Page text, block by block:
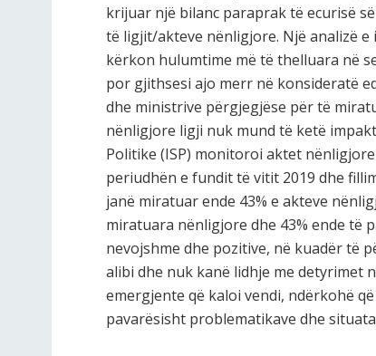
krijuar një bilanc paraprak të ecurisë
të ligjit/akteve nënligjore. Një analizë
kërkon hulumtime më të thelluara në
por gjithsesi ajo merr në konsideratë
dhe ministrive përgjegjëse për të
nënligjore ligji nuk mund të ketë
Politike (ISP) monitoroi aktet
periudhën e fundit të vitit 2019 dhe
janë miratuar ende 43% e akteve
miratuara nënligjore dhe 43% ende të
nevojshme dhe pozitive, në kuadër të
alibi dhe nuk kanë lidhje me detyrimet
emergjente që kaloi vendi, ndërkohë
pavarësisht problematikave dhe